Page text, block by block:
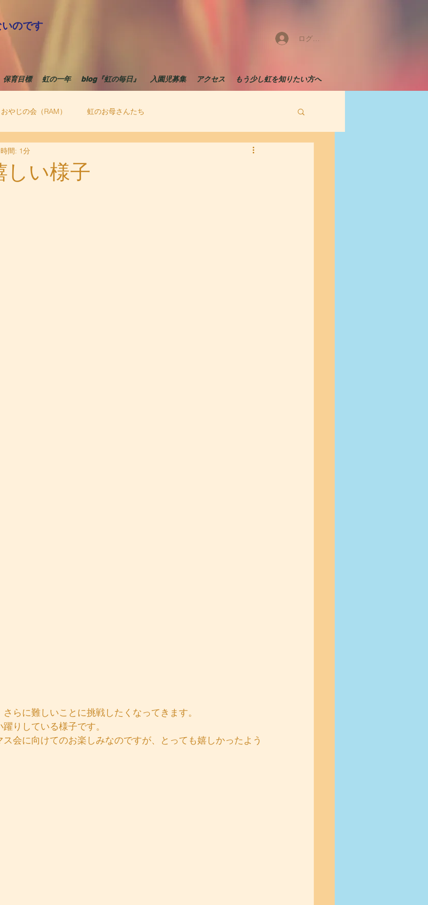
のです
保育目標 虹の一年 blog『虹の毎日』 入園児募集 アクセス もう少し虹を知りたい方へ
ログイン
おやじの会（RAM） 虹のお母さんたち
しい様子
間: 1分
らに難しいことに挑戦したくなってきます。
りしている様子です。
会に向けてのお楽しみなのですが、とっても嬉しかったよう